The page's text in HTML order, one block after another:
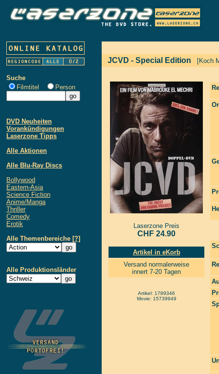
Suche
Filmtitel
Person
DVD Neuheiten
Vorankündigungen
Laserzone Tipps
Alle Aktionen
Alle Blu-Ray Discs
Bollywood
Eastern-Asia
Science Fiction
Anime/Manga
Thriller
Comedy
Erotik
Alle Themenbereiche [?]
Alle Produktionsländer
JCVD - Special Edition [Koch
Laserzone Preis
CHF 24.90
Artikel in eKorb
Versand normalerweise
innert 7-20 Tagen
Artikel: 1789346
Movie: 15739949